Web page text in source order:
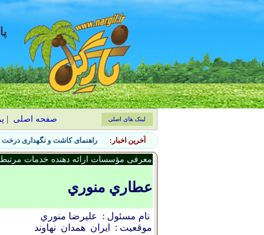
صفحه اصلی لینک های اصلی
آخرین اخبار: راهنمای کاشت و نگهداری درخت
معرفی مؤسسات ارائه دهنده خدمات مرتبط
عطاري منوري
نام مسئول :
عليرضا منوري
موقعیت :
ایران همدان نهاوند